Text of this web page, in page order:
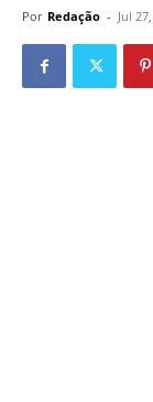
Por Redação - Jul